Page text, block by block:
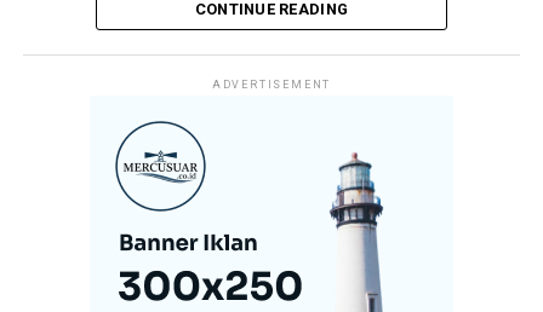
kedisiplinan, dan loyalitas aparatur dalam melaksanakan
tugas dan tanggung jawabnya.
Menurutnya, koordinasi yang kuat antar perangkat
daerah menjadi kunci dalam menghadirkan pelayanan
publik yang optimal sekaligus mempercepat realisasi
program-program prioritas pemerintah daerah.
CONTINUE READING
ADVERTISEMENT